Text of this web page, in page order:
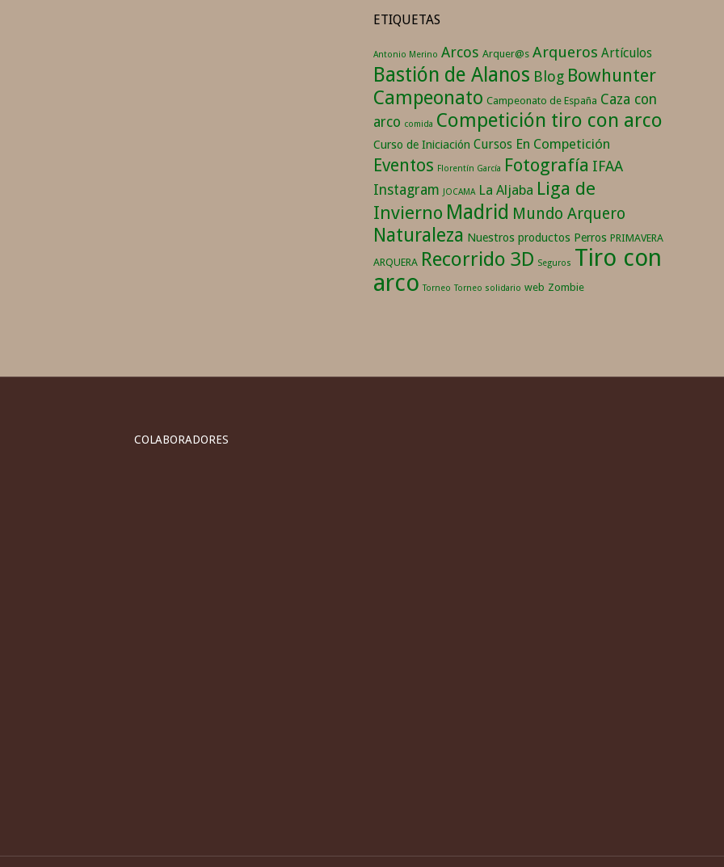
ETIQUETAS
Antonio Merino Arcos Arquer@s Arqueros Artículos
Bastión de Alanos Blog Bowhunter
Campeonato Campeonato de España Caza con
arco comida Competición tiro con arco
Curso de Iniciación Cursos En Competición
Eventos Florentín García Fotografía IFAA
Instagram JOCAMA La Aljaba Liga de
Invierno Madrid Mundo Arquero
Naturaleza Nuestros productos Perros PRIMAVERA
ARQUERA Recorrido 3D Seguros Tiro con
arco Torneo Torneo solidario web Zombie
COLABORADORES